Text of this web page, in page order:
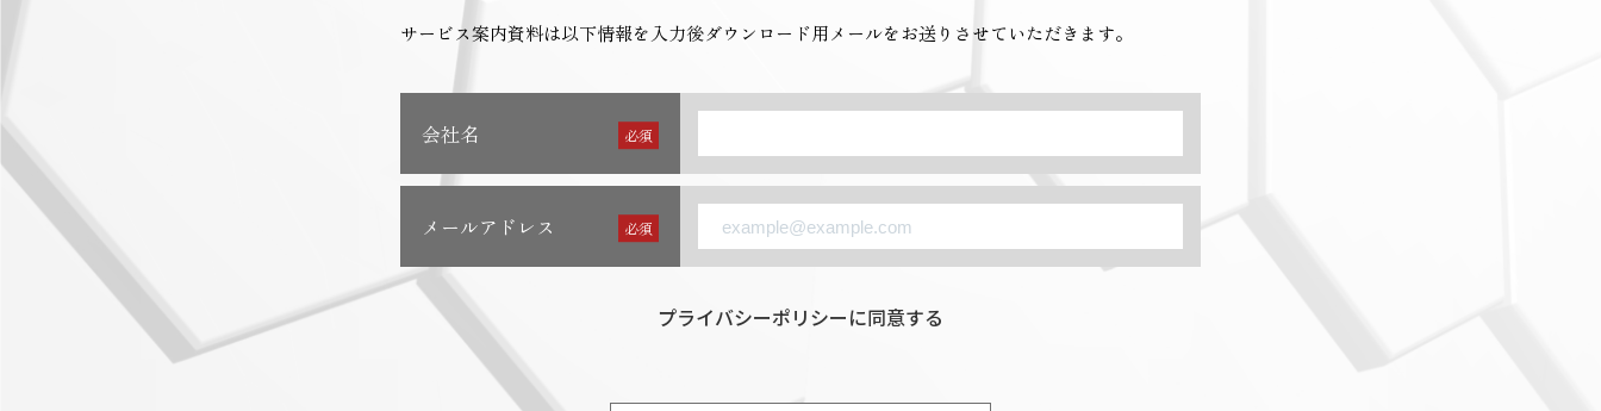
サービス案内資料は以下情報を入力後ダウンロード用メールをお送りさせていただきます。
会社名 必須
メールアドレス 必須
プライバシーポリシーに同意する